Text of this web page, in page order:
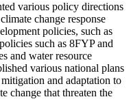
various policy directions
change response
policies, such as
such as 8FYP and
and water resource
various national plans
and adaptation to
change that threaten the